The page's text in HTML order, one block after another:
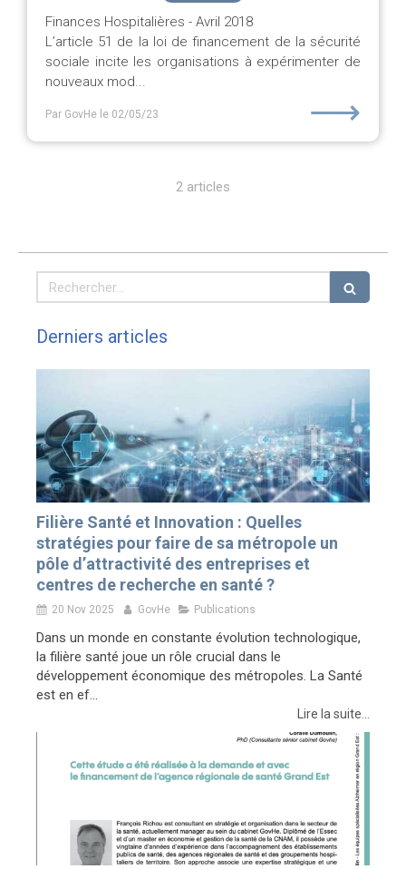
Finances Hospitalières - Avril 2018
L’article 51 de la loi de financement de la sécurité
sociale incite les organisations à expérimenter de
nouveaux mod...
Par GovHe le 02/05/23 ⟶
2 articles
Rechercher
Derniers articles
Filière Santé et Innovation : Quelles
stratégies pour faire de sa métropole un
pôle d’attractivité des entreprises et
centres de recherche en santé ?
20 Nov 2025 GovHe Publications
Dans un monde en constante évolution technologique,
la filière santé joue un rôle crucial dans le
développement économique des métropoles. La Santé
est en ef...
Lire la suite...